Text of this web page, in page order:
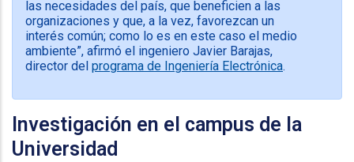
las necesidades del país, que beneficien a las
organizaciones y que, a la vez, favorezcan un
interés común; como lo es en este caso el medio
ambiente”, afirmó el ingeniero Javier Barajas,
director del programa de Ingeniería Electrónica.
Investigación en el campus de la
Universidad